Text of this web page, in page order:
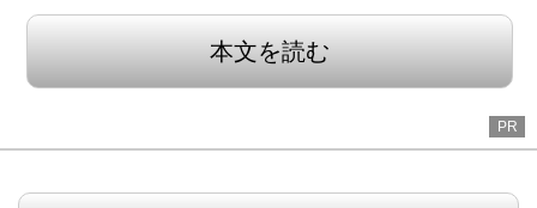
本文を読む
PR